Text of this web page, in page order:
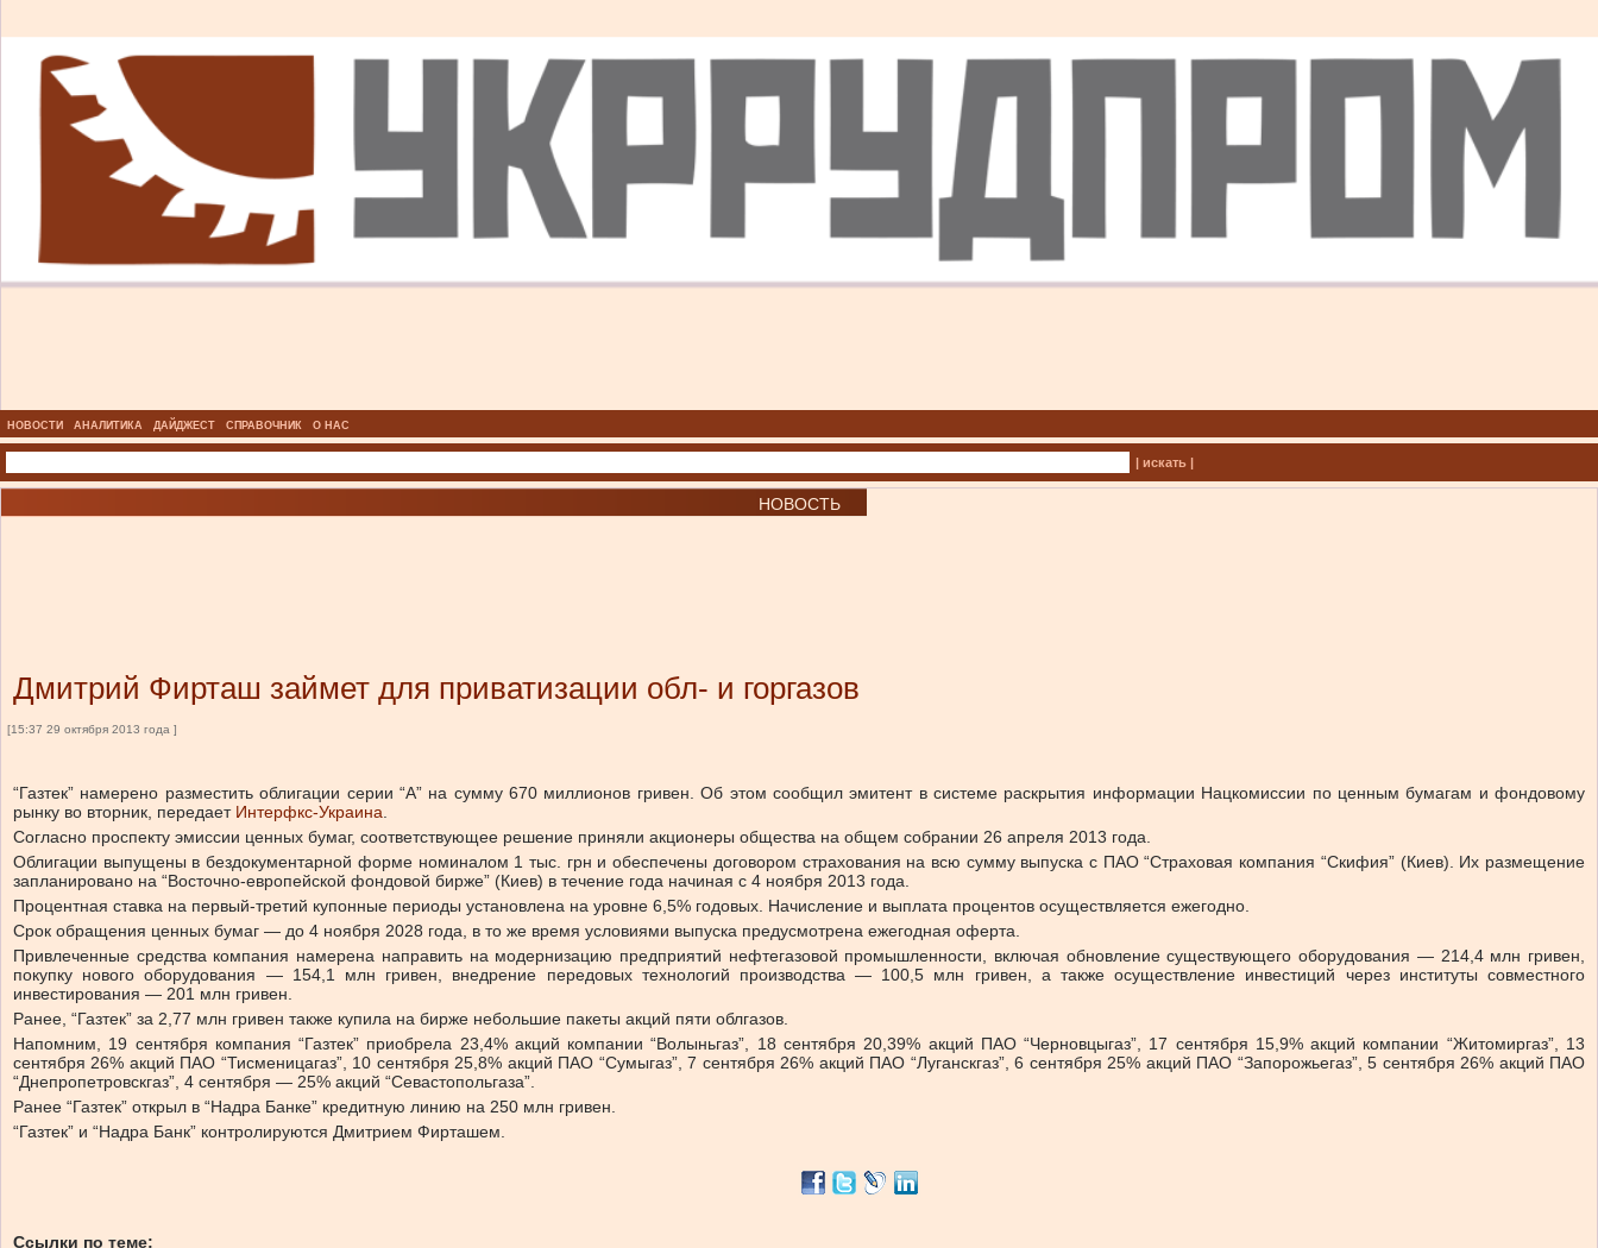
НОВОСТИ АНАЛИТИКА ДАЙДЖЕСТ СПРАВОЧНИК О НАС
| искать |
НОВОСТЬ
Дмитрий Фирташ займет для приватизации обл- и горгазов
[15:37 29 октября 2013 года ]
“Газтек” намерено разместить облигации серии “А” на сумму 670 миллионов гривен. Об этом сообщил эмитент в системе раскрытия информации Нацкомиссии по ценным бумагам и фондовому
рынку во вторник, передает Интерфкс-Украина
Согласно проспекту эмиссии ценных бумаг, соответствующее решение приняли акционеры общества на общем собрании 26 апреля 2013 года.
Облигации выпущены в бездокументарной форме номиналом 1 тыс. грн и обеспечены договором страхования на всю сумму выпуска с ПАО “Страховая компания “Скифия” (Киев). Их размещение
запланировано на “Восточно-европейской фондовой бирже” (Киев) в течение года начиная с 4 ноября 2013 года.
Процентная ставка на первый-третий купонные периоды установлена на уровне 6,5% годовых. Начисление и выплата процентов осуществляется ежегодно.
Срок обращения ценных бумаг — до 4 ноября 2028 года, в то же время условиями выпуска предусмотрена ежегодная оферта.
Привлеченные средства компания намерена направить на модернизацию предприятий нефтегазовой промышленности, включая обновление существующего оборудования — 214,4 млн гривен,
покупку нового оборудования — 154,1 млн гривен, внедрение передовых технологий производства — 100,5 млн гривен, а также осуществление инвестиций через институты совместного
инвестирования — 201 млн гривен.
Ранее, “Газтек” за 2,77 млн гривен также купила на бирже небольшие пакеты акций пяти облгазов.
Напомним, 19 сентября компания “Газтек” приобрела 23,4% акций компании “Волыньгаз”, 18 сентября 20,39% акций ПАО “Черновцыгаз”, 17 сентября 15,9% акций компании “Житомиргаз”, 13
сентября 26% акций ПАО “Тисменицагаз”, 10 сентября 25,8% акций ПАО “Сумыгаз”, 7 сентября 26% акций ПАО “Луганскгаз”, 6 сентября 25% акций ПАО “Запорожьегаз”, 5 сентября 26% акций ПАО
“Днепропетровскгаз”, 4 сентября — 25% акций “Севастопольгаза”.
Ранее “Газтек” открыл в “Надра Банке” кредитную линию на 250 млн гривен.
“Газтек” и “Надра Банк” контролируются Дмитрием Фирташем.
Ссылки по теме: